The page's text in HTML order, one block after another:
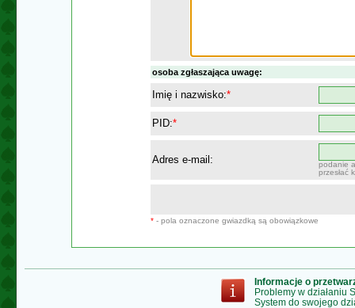
osoba zgłaszająca uwagę:
Imię i nazwisko:*
PID:*
Adres e-mail:
podanie
przesłać
* - pola oznaczone gwiazdką są obowiązkowe
Informacje o
Problemy w działaniu
System do swojego